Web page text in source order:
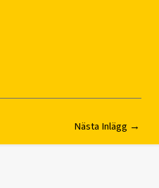
Nästa Inlägg →